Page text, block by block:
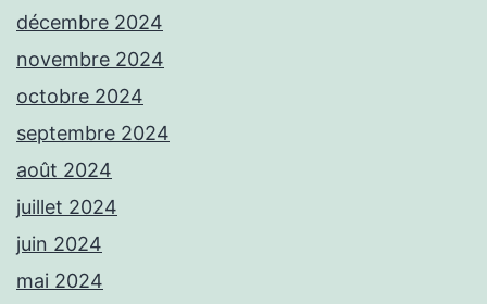
décembre 2024
novembre 2024
octobre 2024
septembre 2024
août 2024
juillet 2024
juin 2024
mai 2024